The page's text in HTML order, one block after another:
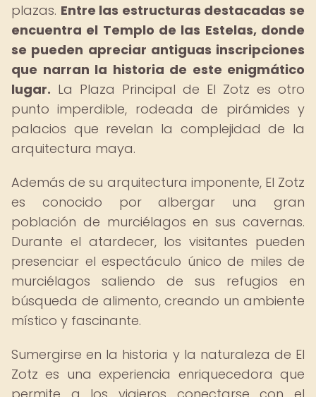
plazas. Entre las estructuras destacadas se
encuentra el Templo de las Estelas, donde
se pueden apreciar antiguas inscripciones
que narran la historia de este enigmático
lugar. La Plaza Principal de El Zotz es otro
punto imperdible, rodeada de pirámides y
palacios que revelan la complejidad de la
arquitectura maya.
Además de su arquitectura imponente, El Zotz
es conocido por albergar una gran
población de murciélagos en sus cavernas.
Durante el atardecer, los visitantes pueden
presenciar el espectáculo único de miles de
murciélagos saliendo de sus refugios en
búsqueda de alimento, creando un ambiente
místico y fascinante.
Sumergirse en la historia y la naturaleza de El
Zotz es una experiencia enriquecedora que